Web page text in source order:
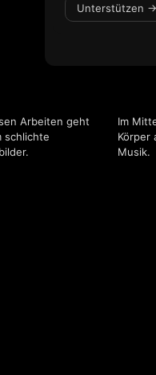
Unterstützen
Arbeiten geht
schlichte
Im
Körper
Musik.